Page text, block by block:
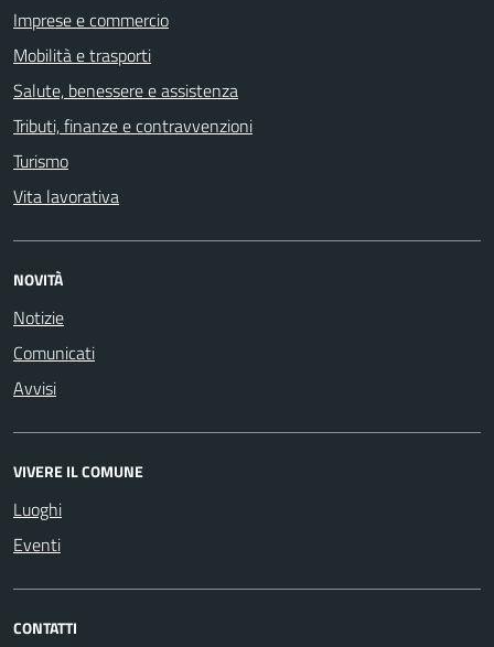
Imprese e commercio
Mobilità e trasporti
Salute, benessere e assistenza
Tributi, finanze e contravvenzioni
Turismo
Vita lavorativa
NOVITÀ
Notizie
Comunicati
Avvisi
VIVERE IL COMUNE
Luoghi
Eventi
CONTATTI